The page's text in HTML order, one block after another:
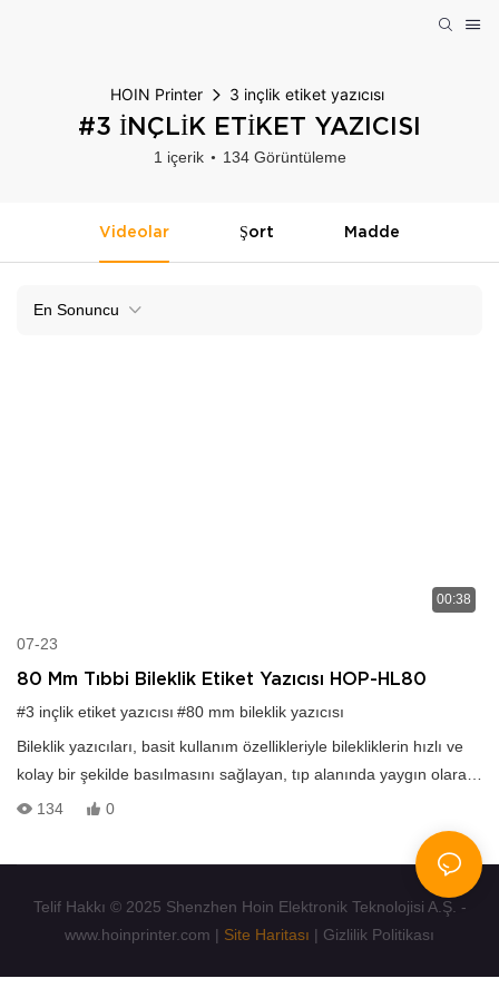
HOIN Printer 3 inçlik etiket yazıcısı
#3 INÇLIK ETIKET YAZICISI
1 içerik 134 Görüntüleme
Videolar Şort Madde
En Sonuncu
00:38
07-23
80 Mm Tıbbi Bileklik Etiket Yazıcısı HOP-HL80
#3 inçlik etiket yazıcısı #80 mm bileklik yazıcısı
Bileklik yazıcıları, basit kullanım özellikleriyle bilekliklerin hızlı ve
kolay bir şekilde basılmasını sağlayan, tıp alanında yaygın olarak
kullanılan cihazlardır. WhatsApp:+86 18859251634 wechat:
134 0
Telif Hakkı © 2025 Shenzhen Hoin Elektronik Teknolojisi A.Ş. -
www.hoinprinter.com | Site Haritası | Gizlilik Politikası